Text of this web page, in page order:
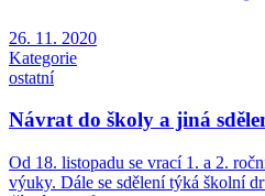
26. 11. 2020
Kategorie
ostatní
Návrat do školy a jiná
Od 18. listopadu se vrací 1. a 2.
výuky. Dále se sdělení týká školní